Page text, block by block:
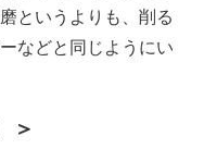
というよりも、削る
などと同じようにい
＞